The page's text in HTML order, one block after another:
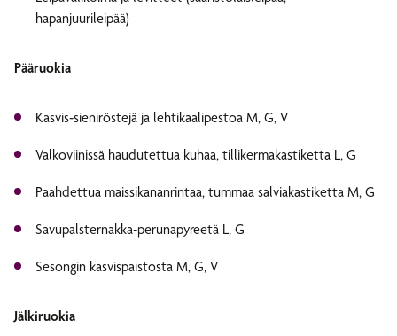
hapanjuurileipää)
Pääruokia
Kasvis‑sieniröstejä ja lehtikaalipestoa M, G, V
Valkoviinissä haudutettua kuhaa, tillikermakastiketta L, G
Paahdettua maissikananrintaa, tummaa salviakastiketta M, G
Savupalsternakka‑perunapyreetä L, G
Sesongin kasvispaistosta M, G, V
Jälkiruokia